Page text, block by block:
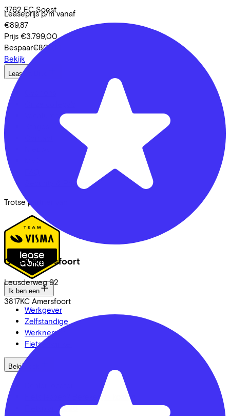
3762 EC Soest
CC33 Amersfoort
Leusderweg 92
3817KC Amersfoort
Leaseprijs p/m vanaf
€89,87
Prijs €3.799,00
Bespaar€809,14
Bekijk
Lease a Bike
Security & Privacy
Trotse partner van
Ik ben een
Werkgever
Zelfstandige
Werknemer
Fietsenwinkel
Bekijk ook
Fiets leasen? Bereken je kosten
Fietsplan 2026